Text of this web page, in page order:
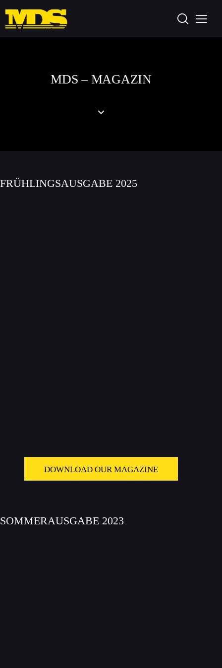
MDS – MAGAZIN
FRÜHLINGSAUSGABE 2025
DOWNLOAD OUR MAGAZINE
SOMMERAUSGABE 2023